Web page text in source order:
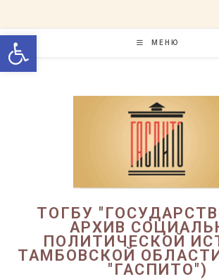
Открыть панель
содержимому
МЕНЮ
ТОГБУ
АРХИВ
ПОЛИТИЧЕСКОЙ
ТАМБОВСКОЙ
"ГАСПИТО")